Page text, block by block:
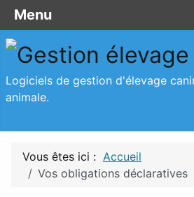
Logiciels de gestion d'élevage
animale.
Vous êtes ici : Accueil
Vos obligations déclaratives
Menu
Vos obligations
Menu